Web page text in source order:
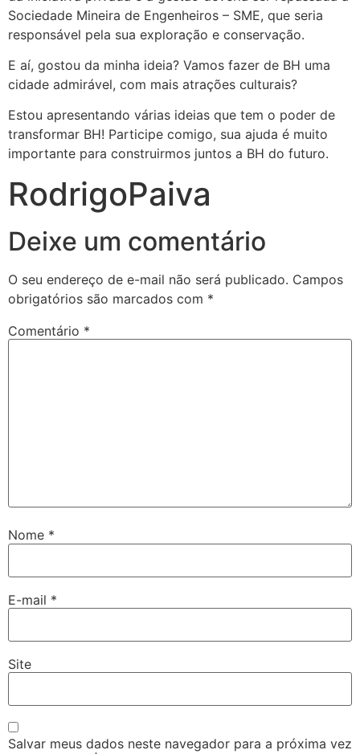
Sociedade Mineira de Engenheiros – SME, que seria
responsável pela sua exploração e conservação.
E aí, gostou da minha ideia? Vamos fazer de BH uma
cidade admirável, com mais atrações culturais?
Estou apresentando várias ideias que tem o poder de
transformar BH! Participe comigo, sua ajuda é muito
importante para construirmos juntos a BH do futuro.
RodrigoPaiva
Deixe um comentário
O seu endereço de e-mail não será publicado. Campos
obrigatórios são marcados com *
Comentário *
Nome *
E-mail *
Site
Salvar meus dados neste navegador para a próxima vez